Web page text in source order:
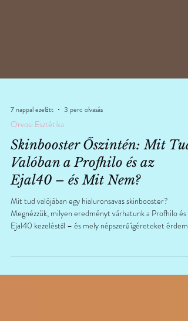
Orvosi Esztétika
Skinbooster Őszintén: Mit Tud
Valóban a Profhilo és az
Ejal40 – és Mit Nem?
Mit tud valójában egy hialuronsavas skinbooster?
Megnézzük, milyen eredményt várhatunk a Profhilo és az
fenntartással kezelni.